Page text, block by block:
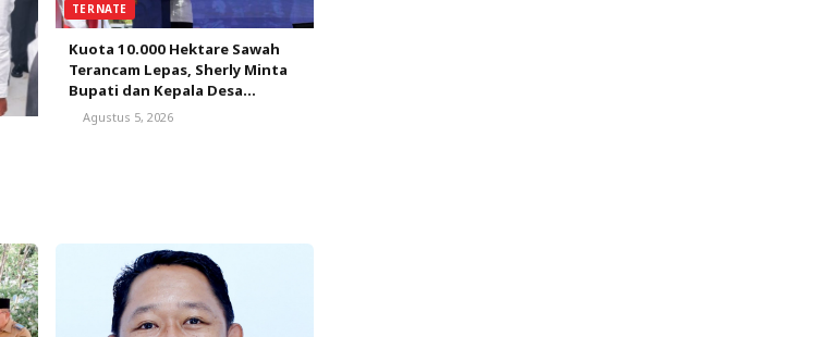
TERNATE
Kuota 10.000 Hektare Sawah
Terancam Lepas, Sherly Minta
Bupati dan Kepala Desa
Bergerak Satu Bulan
Selamatkan Peluang Emas
Agustus 5, 2026